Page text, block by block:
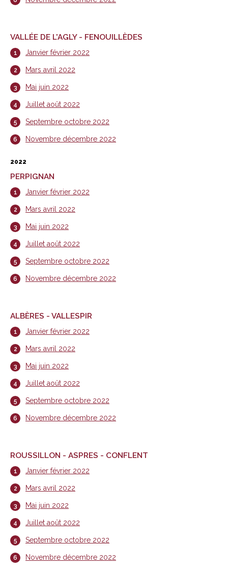
VALLÉE DE L'AGLY - FENOUILLÈDES
Janvier février 2022
Mars avril 2022
Mai juin 2022
Juillet août 2022
Septembre octobre 2022
Novembre décembre 2022
2022
PERPIGNAN
Janvier février 2022
Mars avril 2022
Mai juin 2022
Juillet août 2022
Septembre octobre 2022
Novembre décembre 2022
ALBÈRES - VALLESPIR
Janvier février 2022
Mars avril 2022
Mai juin 2022
Juillet août 2022
Septembre octobre 2022
Novembre décembre 2022
ROUSSILLON - ASPRES - CONFLENT
Janvier février 2022
Mars avril 2022
Mai juin 2022
Juillet août 2022
Septembre octobre 2022
Novembre décembre 2022